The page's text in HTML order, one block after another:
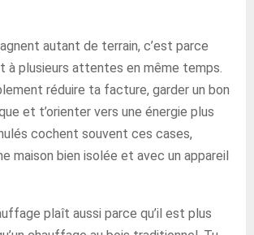
autant de terrain, c’est parce
à plusieurs attentes en même temps.
réduire ta facture, garder un bon
et t’orienter vers une énergie plus
cochent souvent ces cases,
maison bien isolée et avec un appareil
plaît aussi parce qu’il est plus